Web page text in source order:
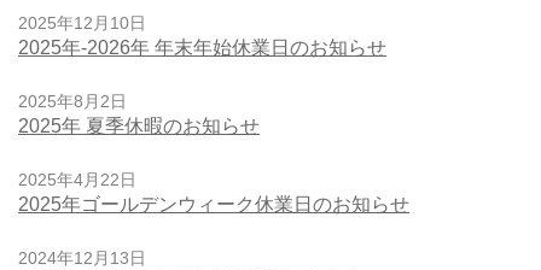
2025年12月10日
2025年-2026年 年末年始休業日のお知らせ
2025年8月2日
2025年 夏季休暇のお知らせ
2025年4月22日
2025年ゴールデンウィーク休業日のお知らせ
2024年12月13日